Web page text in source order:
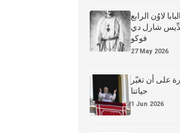
لاوُن الرابع
شارل دي
فوكو
27 May 2026
على أن تغيّر
حياتنا
1 Jun 2026